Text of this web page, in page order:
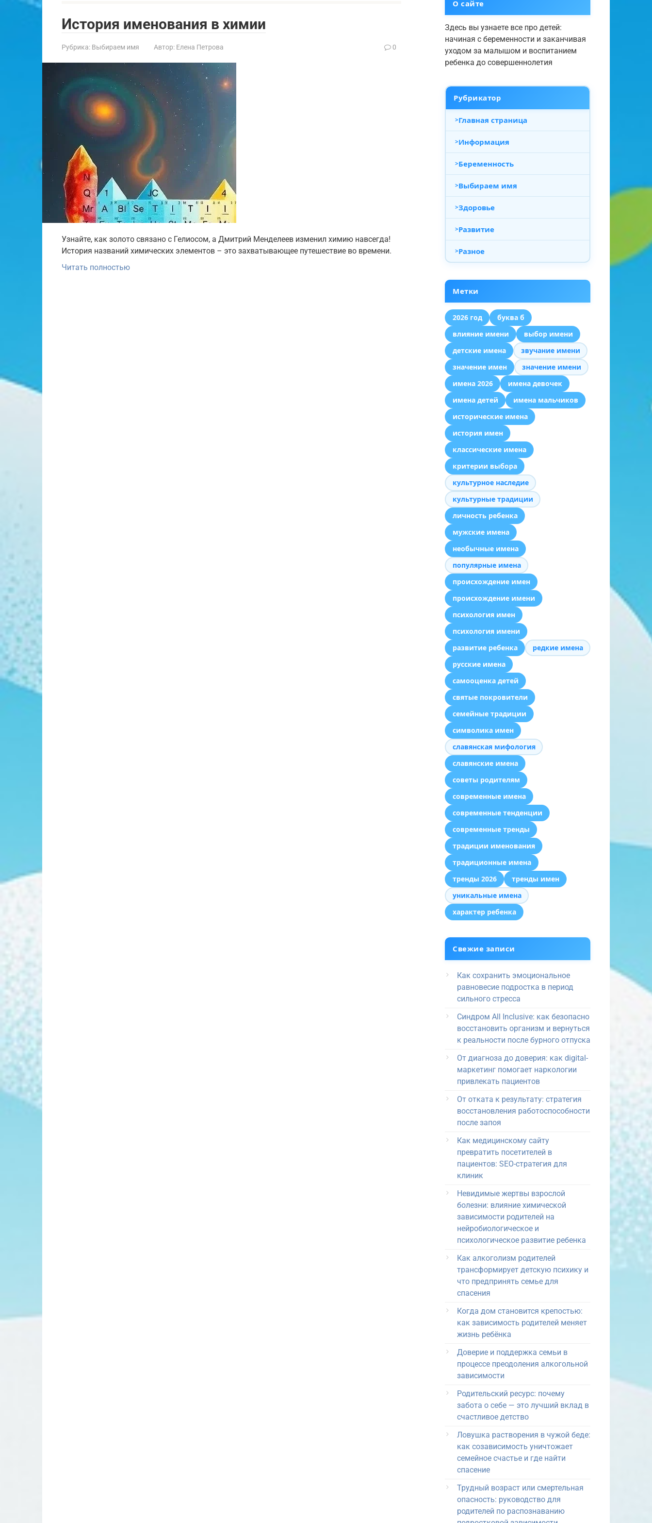
История именования в химии
Рубрика: Выбираем имя Автор: Елена Петрова 0
Узнайте, как золото связано с Гелиосом, а Дмитрий Менделеев изменил химию навсегда!
История названий химических элементов – это захватывающее путешествие во времени.
Читать полностью
О сайте
Здесь вы узнаете все про детей:
начиная с беременности и заканчивая
уходом за малышом и воспитанием
ребенка до совершеннолетия
Рубрикатор
Главная страница
Информация
Беременность
Выбираем имя
Здоровье
Развитие
Разное
Метки
2026 год
буква б
влияние имени
выбор имени
детские имена
звучание имени
значение имен
значение имени
имена 2026
имена девочек
имена детей
имена мальчиков
исторические имена
история имен
классические имена
критерии выбора
культурное наследие
культурные традиции
личность ребенка
мужские имена
необычные имена
популярные имена
происхождение имен
происхождение имени
психология имен
психология имени
развитие ребенка
редкие имена
русские имена
самооценка детей
святые покровители
семейные традиции
символика имен
славянская мифология
славянские имена
советы родителям
современные имена
современные тенденции
современные тренды
традиции именования
традиционные имена
тренды 2026
тренды имен
уникальные имена
характер ребенка
Свежие записи
Как сохранить эмоциональное
равновесие подростка в период
сильного стресса
Синдром All Inclusive: как безопасно
восстановить организм и вернуться
к реальности после бурного отпуска
От диагноза до доверия: как digital-
маркетинг помогает наркологии
привлекать пациентов
От отката к результату: стратегия
восстановления работоспособности
после запоя
Как медицинскому сайту
превратить посетителей в
пациентов: SEO-стратегия для
клиник
Невидимые жертвы взрослой
болезни: влияние химической
зависимости родителей на
нейробиологическое и
психологическое развитие ребенка
Как алкоголизм родителей
трансформирует детскую психику и
что предпринять семье для
спасения
Когда дом становится крепостью:
как зависимость родителей меняет
жизнь ребёнка
Доверие и поддержка семьи в
процессе преодоления алкогольной
зависимости
Родительский ресурс: почему
забота о себе — это лучший вклад в
счастливое детство
Ловушка растворения в чужой беде:
как созависимость уничтожает
семейное счастье и где найти
спасение
Трудный возраст или смертельная
опасность: руководство для
родителей по распознаванию